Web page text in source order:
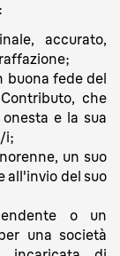
accurato,
buona fede del
che
e la sua
i;
un suo
all'invio del suo
o un
una società